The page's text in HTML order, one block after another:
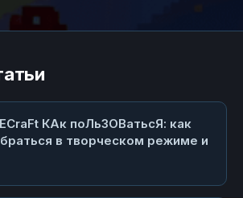
КАк поЛьЗОВатьсЯ: как
в творческом режиме и